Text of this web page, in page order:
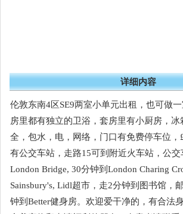
详细内容
伦敦东南4区SE9两室小单元出租，也可做
房里都有独立的卫浴，套房里有小厨房，
全，包水，电，网络，门口有免费停车位，
有公交车站，走路15可到附近火车站，公交
London Bridge, 30分钟到London Charing
Sainsbury's, Lidl超市，走2分钟到图书馆，
钟到Better健身房。欢迎爱干净的，有合法